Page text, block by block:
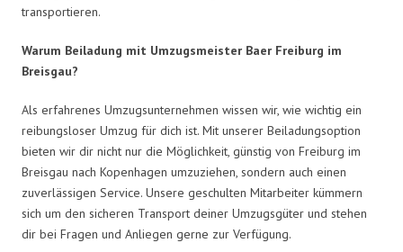
transportieren.
Warum Beiladung mit Umzugsmeister Baer Freiburg im
Breisgau?
Als erfahrenes Umzugsunternehmen wissen wir, wie wichtig ein
reibungsloser Umzug für dich ist. Mit unserer Beiladungsoption
bieten wir dir nicht nur die Möglichkeit, günstig von Freiburg im
Breisgau nach Kopenhagen umzuziehen, sondern auch einen
zuverlässigen Service. Unsere geschulten Mitarbeiter kümmern
sich um den sicheren Transport deiner Umzugsgüter und stehen
dir bei Fragen und Anliegen gerne zur Verfügung.